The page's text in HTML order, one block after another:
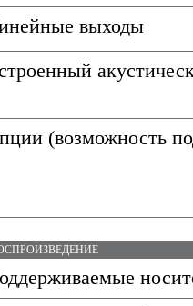
выходы
(возможность